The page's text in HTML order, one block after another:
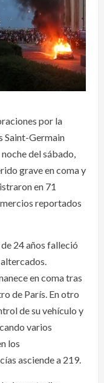
por la
Saint-Germain
del sábado,
grave en coma y
en 71
reportados
24 años falleció
en coma tras
de París. En otro
de su vehículo y
varios
los
asciende a 219.